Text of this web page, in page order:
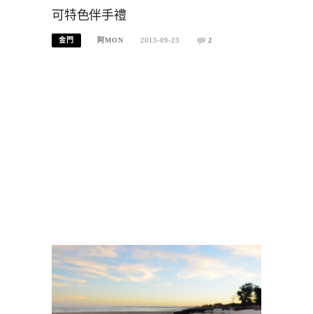
可特色伴手禮
金門 阿MON 2013-09-23 2